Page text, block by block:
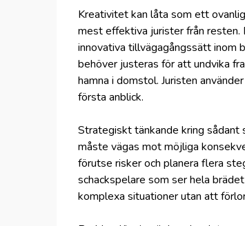
Kreativitet kan låta som ett
mest effektiva jurister från resten.
innovativa tillvägagångssätt inom
behöver justeras för att undvika
hamna i domstol. Juristen
första anblick.
Strategiskt tänkande kring sådant
måste vägas mot möjliga
förutse risker och planera flera
schackspelare som ser hela
komplexa situationer utan att